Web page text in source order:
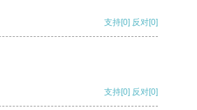
支持[0] 反对[0]
支持[0] 反对[0]